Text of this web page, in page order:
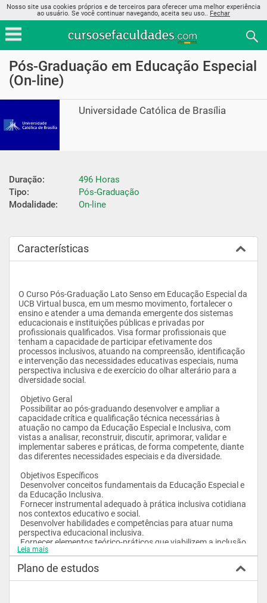
Nosso site usa cookies próprios e de terceiros para oferecer uma melhor experiência
ao usuário. Se você continuar navegando, aceita seu uso.. Fechar
Pós-Graduação em Educação Especial
(On-line)
Universidade Católica de Brasília
Duração:
496 Horas
Tipo:
Pós-Graduação
Modalidade:
On-line
Características
O Curso Pós-Graduação Lato Senso em Educação Especial da
UCB Virtual busca, em um mesmo movimento, fortalecer o
ensino e atender a uma demanda emergente dos sistemas
educacionais e instituições públicas e privadas por
profissionais qualificados. Visa formar profissionais que
tenham a capacidade de participar efetivamente dos
processos inclusivos, atuando na compreensão, identificação
e intervenção das necessidades educativas especiais, numa
perspectiva inclusiva e de exercício do olhar alterário para a
diversidade social.
Objetivo Geral
capacidade crítica e qualificação técnica necessárias à
atuação no campo da Educação Especial e Inclusiva, com
vistas a analisar, reconstruir, discutir, aprimorar, validar e
implementar saberes e práticas, de forma competente, diante
das diferentes necessidades especiais e da diversidade.
Objetivos Específicos
da Educação Inclusiva.
nos contextos educativo e social.
perspectiva educacional inclusiva.
de pessoas com necessidades educativas especiais em
Exercitar o processo de tomada de decisão em contextos de
avaliação, diagnóstico e intervenção das necessidades
Leia mais
Plano de estudos